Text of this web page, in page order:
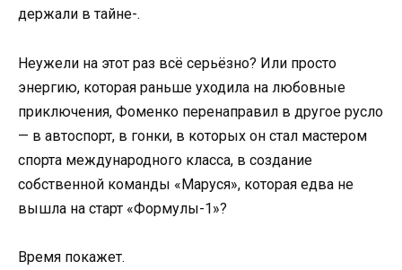
держали в тайне-.
Неужели на этот раз всё серьёзно? Или просто
энергию, которая раньше уходила на любовные
приключения, Фоменко перенаправил в другое русло
— в автоспорт, в гонки, в которых он стал мастером
спорта международного класса, в создание
собственной команды «Маруся», которая едва не
вышла на старт «Формулы-1»?
Время покажет.